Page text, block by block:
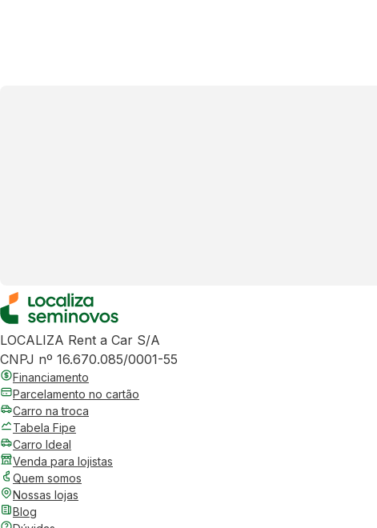
LOCALIZA Rent a Car S/A
CNPJ nº 16.670.085/0001-55
Financiamento
Parcelamento no cartão
Carro na troca
Tabela Fipe
Carro Ideal
Venda para lojistas
Quem somos
Nossas lojas
Blog